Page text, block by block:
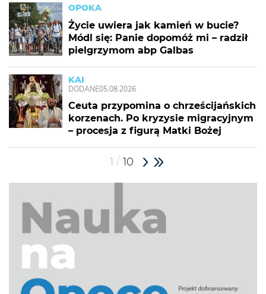
OPOKA
Życie uwiera jak kamień w bucie?
Módl się: Panie dopomóż mi – radził
pielgrzymom abp Galbas
KAI
DODANE05.08.2026
Ceuta przypomina o chrześcijańskich
korzenach. Po kryzysie migracyjnym
– procesja z figurą Matki Bożej
1 / 10